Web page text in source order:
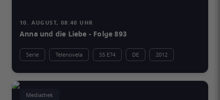
10. AUGUST, 08:40 UHR
Anna und die Liebe - Folge 893
Serie Telenovela S5 E74 DE 2012
Mediathek